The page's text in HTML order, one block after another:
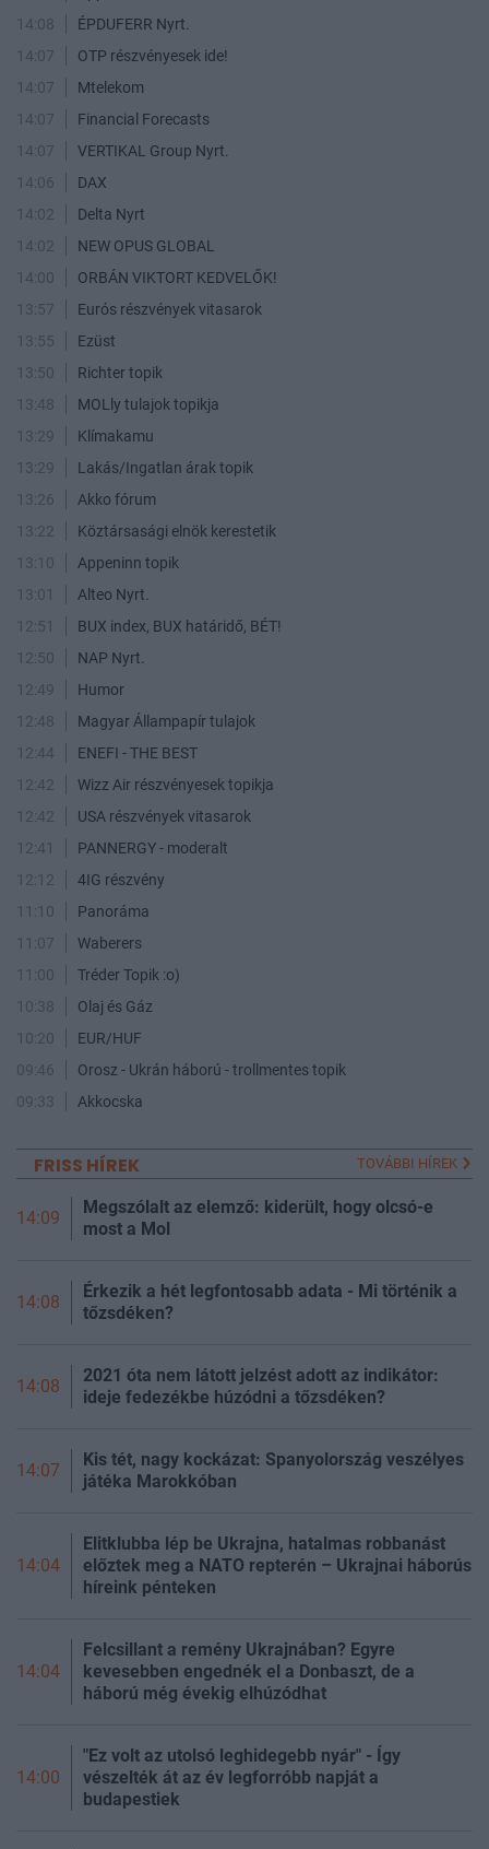
14:08
ÉPDUFERR Nyrt.
14:07
OTP részvényesek ide!
14:07
Mtelekom
14:07
Financial Forecasts
14:07
VERTIKAL Group Nyrt.
14:06
DAX
14:02
Delta Nyrt
14:02
NEW OPUS GLOBAL
14:00
ORBÁN VIKTORT KEDVELŐK!
13:57
Eurós részvények vitasarok
13:55
Ezüst
13:50
Richter topik
13:48
MOLly tulajok topikja
13:29
Klímakamu
13:29
Lakás/Ingatlan árak topik
13:26
Akko fórum
13:22
Köztársasági elnök kerestetik
13:10
Appeninn topik
13:01
Alteo Nyrt.
12:51
BUX index, BUX határidő, BÉT!
12:50
NAP Nyrt.
12:49
Humor
12:48
Magyar Állampapír tulajok
12:44
ENEFI - THE BEST
12:42
Wizz Air részvényesek topikja
12:42
USA részvények vitasarok
12:41
PANNERGY - moderalt
12:12
4IG részvény
11:10
Panoráma
11:07
Waberers
11:00
Tréder Topik :o)
10:38
Olaj és Gáz
10:20
EUR/HUF
09:46
Orosz - Ukrán háború - trollmentes topik
09:33
Akkocska
FRISS HÍREK TOVÁBBI HÍREK
14:09
Megszólalt az elemző: kiderült, hogy olcsó-e
most a Mol
14:08
Érkezik a hét legfontosabb adata - Mi történik a
tőzsdéken?
14:08
2021 óta nem látott jelzést adott az indikátor:
ideje fedezékbe húzódni a tőzsdéken?
14:07
Kis tét, nagy kockázat: Spanyolország veszélyes
játéka Marokkóban
14:04
Elitklubba lép be Ukrajna, hatalmas robbanást
előztek meg a NATO repterén – Ukrajnai háborús
híreink pénteken
14:04
Felcsillant a remény Ukrajnában? Egyre
kevesebben engednék el a Donbaszt, de a
háború még évekig elhúzódhat
14:00
"Ez volt az utolsó leghidegebb nyár" - Így
vészelték át az év legforróbb napját a
budapestiek